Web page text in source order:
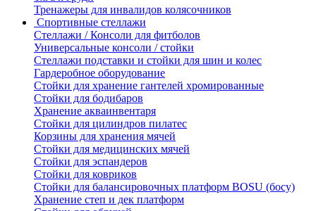
Тренажеры для инвалидов колясочников
Спортивные стеллажи
Стеллажи / Консоли для фитболов
Универсальные консоли / стойки
Стеллажи подставки и стойки для шин и колес
Гардеробное оборудование
Стойки для хранение гантелей хромированные
Стойки для бодибаров
Хранение акваинвентаря
Стойки для цилиндров пилатес
Корзины для хранения мячей
Стойки для медицинских мячей
Стойки для эспандеров
Стойки для ковриков
Стойки для балансировочных платформ BOSU (босу)
Хранение степ и дек платформ